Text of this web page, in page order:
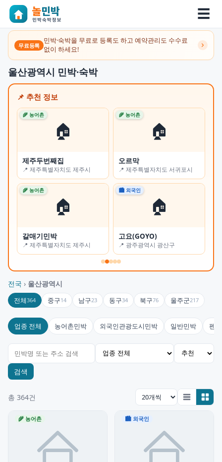
☰
무료등록
민박·숙박을 무료로 등록도 하고 예약관리도 수수료
없이 하세요!
울산광역시 민박·숙박
📌 추천 정보
🏠
🌾 농어촌
제주두번째집
📍 제주특별자치도 제주시
🏠
🌾 농어촌
오르막
📍 제주특별자치도 서귀포시
🏠
🌾 농어촌
갈매기민박
📍 제주특별자치도 제주시
🏠
🏙 외국인
고요(GOYO)
📍 광주광역시 광산구
전국 › 울산광역시
전체364 중구14 남구23 동구34 북구76 울주군217
업종 전체 농어촌민박 외국인관광도시민박 일반민박 펜션
검색
총 364건
🌾 농어촌 🏙 외국인